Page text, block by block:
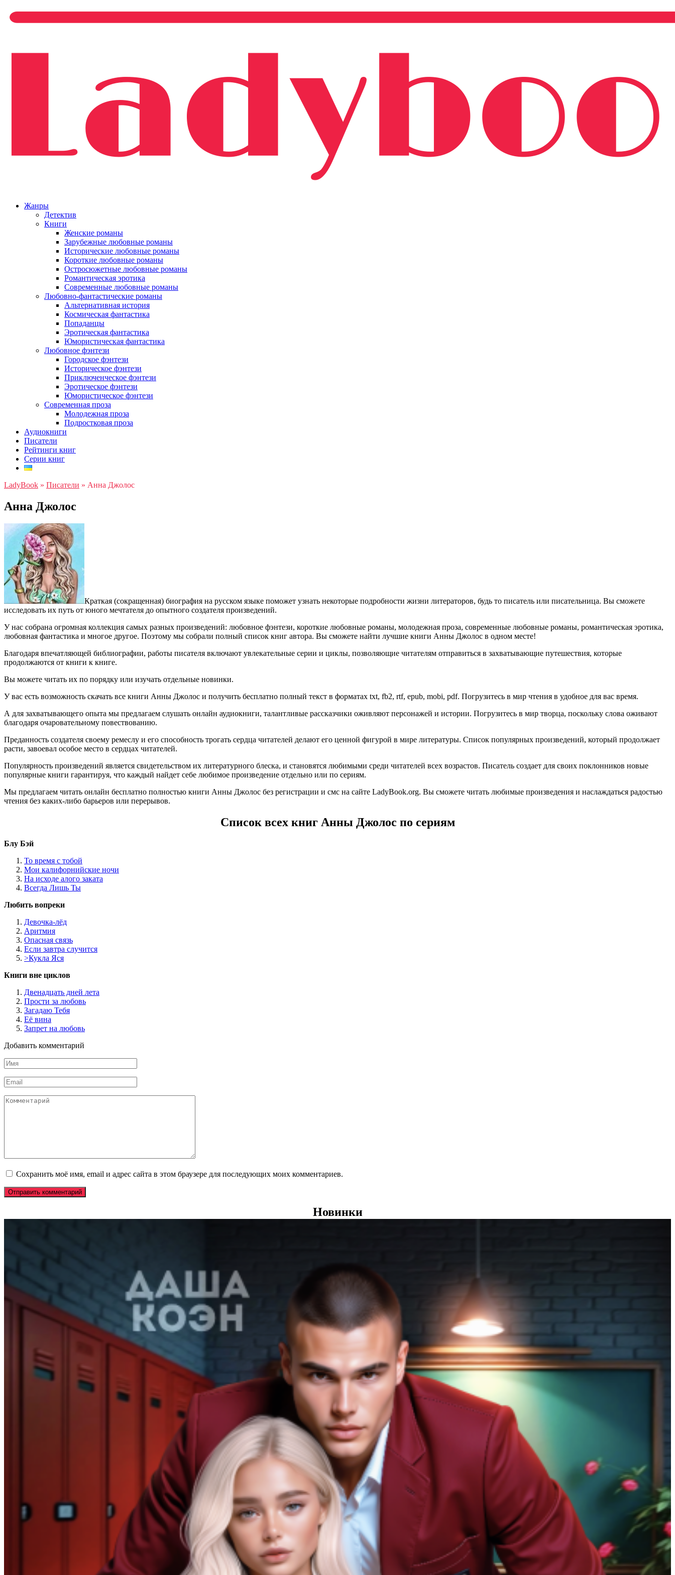
Жанры
Детектив
Книги
Женские романы
Зарубежные любовные романы
Исторические любовные романы
Короткие любовные романы
Остросюжетные любовные романы
Романтическая эротика
Современные любовные романы
Любовно-фантастические романы
Альтернативная история
Космическая фантастика
Попаданцы
Эротическая фантастика
Юмористическая фантастика
Любовное фэнтези
Городское фэнтези
Историческое фэнтези
Приключенческое фэнтези
Эротическое фэнтези
Юмористическое фэнтези
Современная проза
Молодежная проза
Подростковая проза
Аудиокниги
Писатели
Рейтинги книг
Серии книг
LadyBook » Писатели » Анна Джолос
Анна Джолос
Краткая (сокращенная) биография на русском языке поможет узнать некоторые подробности жизни литераторов, будь то писатель или писательница. Вы сможете
исследовать их путь от юного мечтателя до опытного создателя произведений.
У нас собрана огромная коллекция самых разных произведений: любовное фэнтези, короткие любовные романы, молодежная проза, современные любовные романы, романтическая эротика,
любовная фантастика и многое другое. Поэтому мы собрали полный список книг автора. Вы сможете найти лучшие книги Анны Джолос в одном месте!
Благодаря впечатляющей библиографии, работы писателя включают увлекательные серии и циклы, позволяющие читателям отправиться в захватывающие путешествия, которые
продолжаются от книги к книге.
Вы можете читать их по порядку или изучать отдельные новинки.
У вас есть возможность скачать все книги Анны Джолос и получить бесплатно полный текст в форматах txt, fb2, rtf, epub, mobi, pdf. Погрузитесь в мир чтения в удобное для вас время.
А для захватывающего опыта мы предлагаем слушать онлайн аудиокниги, талантливые рассказчики оживляют персонажей и истории. Погрузитесь в мир творца, поскольку слова оживают
благодаря очаровательному повествованию.
Преданность создателя своему ремеслу и его способность трогать сердца читателей делают его ценной фигурой в мире литературы. Список популярных произведений, который продолжает
расти, завоевал особое место в сердцах читателей.
Популярность произведений является свидетельством их литературного блеска, и становятся любимыми среди читателей всех возрастов. Писатель создает для своих поклонников новые
популярные книги гарантируя, что каждый найдет себе любимое произведение отдельно или по сериям.
Мы предлагаем читать онлайн бесплатно полностью книги Анны Джолос без регистрации и смс на сайте LadyBook.org. Вы сможете читать любимые произведения и наслаждаться радостью
чтения без каких-либо барьеров или перерывов.
Список всех книг Анны Джолос по сериям
Блу Бэй
То время с тобой
Мои калифорнийские ночи
На исходе алого заката
Всегда Лишь Ты
Любить вопреки
Девочка-лёд
Аритмия
Опасная связь
Если завтра случится
>Кукла Яся
Книги вне циклов
Двенадцать дней лета
Прости за любовь
Загадаю Тебя
Её вина
Запрет на любовь
Добавить комментарий
Имя
*
Email
*
Комментарий
Сохранить моё имя, email и адрес сайта в этом браузере для последующих моих комментариев.
Новинки